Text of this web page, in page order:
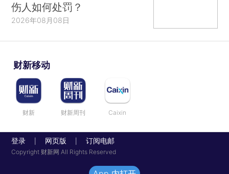
伤人如何处罚？
2026年08月08日
财新移动
财新 财新周刊 Caixin
登录 网页版 订阅电邮
Copyright 财新网 All Rights Reserved